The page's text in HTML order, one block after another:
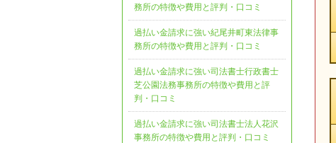
務所の特徴や費用と評判・口コミ
過払い金請求に強い紀尾井町東法律事
務所の特徴や費用と評判・口コミ
過払い金請求に強い司法書士行政書士
芝公園法務事務所の特徴や費用と評
判・口コミ
過払い金請求に強い司法書士法人花沢
事務所の特徴や費用と評判・口コミ